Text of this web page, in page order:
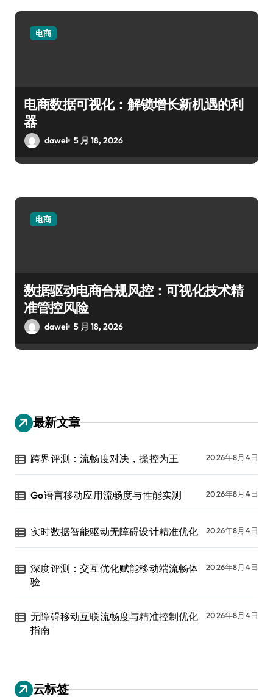
电商
电商数据可视化：解锁增长新机遇的利
器
dawei 5 月 18, 2026
电商
数据驱动电商合规风控：可视化技术精
准管控风险
dawei 5 月 18, 2026
最新文章
跨界评测：流畅度对决，操控为王 2026年8月4日
Go语言移动应用流畅度与性能实测 2026年8月4日
实时数据智能驱动无障碍设计精准优化 2026年8月4日
深度评测：交互优化赋能移动端流畅体
验
2026年8月4日
无障碍移动互联流畅度与精准控制优化
指南
2026年8月4日
云标签